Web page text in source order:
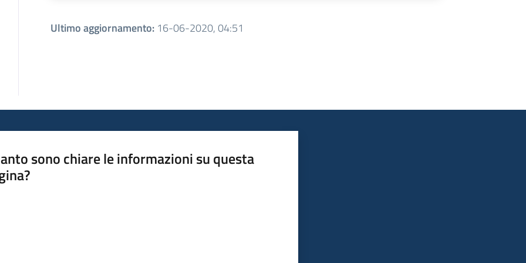
Ultimo aggiornamento: 16-06-2020, 04:51
sono chiare le informazioni su questa